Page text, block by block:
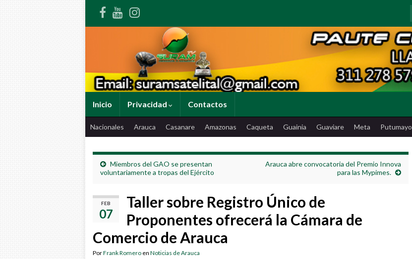
Inicio Privacidad Contactos
Nacionales Arauca Casanare Amazonas Caqueta Guainia Guaviare Meta Putumayo
Miembros del GAO se presentan
voluntariamente a tropas del Ejército
Arauca abre convocatoria del Premio Innova
para las Mypimes.
FEB
07
Taller sobre Registro Único de
Proponentes ofrecerá la Cámara de
Comercio de Arauca
PorFrank Romero en Noticias de Arauca